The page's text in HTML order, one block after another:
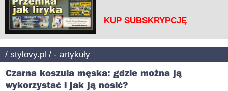
KUP SUBSKRYPCJĘ
/ stylovy.pl / - artykuły
Czarna koszula męska: gdzie można ją
wykorzystać i jak ją nosić?